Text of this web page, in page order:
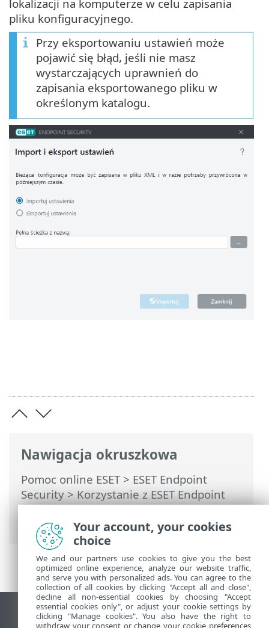
Nawigacja okruszkowa
Pomoc online ESET> ESET Endpoint
Security>Korzystanie z ESET Endpoint
Security>Ustawienia> Import i eksport
ustawień
lokalizacji na komputerze w celu zapisania
pliku konfiguracyjnego.
Przy eksportowaniu ustawień może
pojawić się błąd, jeśli nie masz
wystarczających uprawnień do
zapisania eksportowanego pliku w
określonym katalogu.
Wyświetl witrynę internetową dla
Your account, your cookies
choice
We and our partners use cookies to give you the best
optimized online experience, analyze our website traffic,
and serve you with personalized ads. You can agree to the
collection of all cookies by clicking "Accept all and close",
decline all non-essential cookies by choosing "Accept
essential cookies only", or adjust your cookie settings by
clicking "Manage cookies". You also have the right to
withdraw your consent or change your cookie preferences